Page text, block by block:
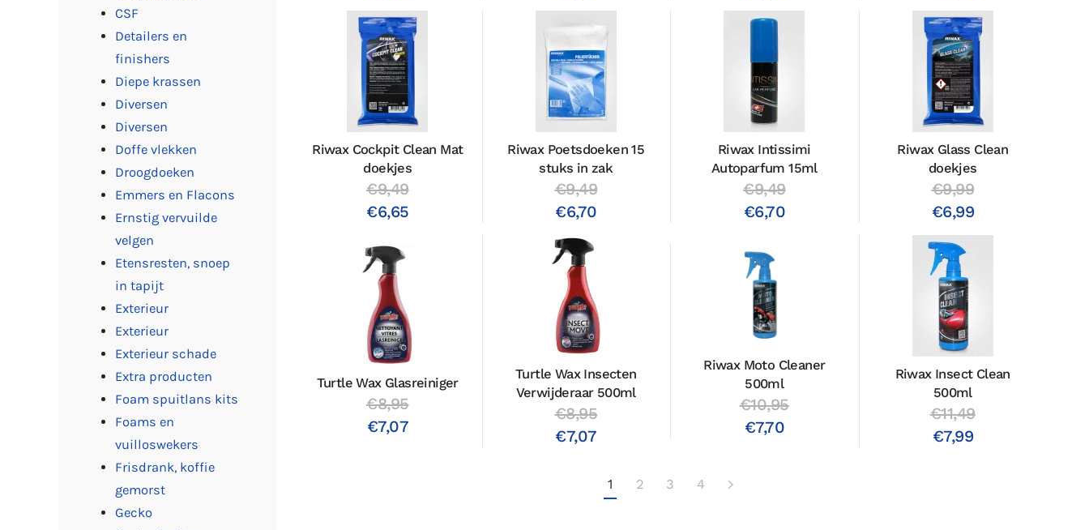
Riwax Cockpit Clean Mat
doekjes
€9,49
€6,65
Riwax Poetsdoeken 15
stuks in zak
€9,49
€6,70
Riwax Intissimi
Autoparfum 15ml
€9,49
€6,70
Riwax Glass Clean
doekjes
€9,99
€6,99
Turtle Wax Glasreiniger
€8,95
€7,07
Turtle Wax Insecten
Verwijderaar 500ml
€8,95
€7,07
Riwax Moto Cleaner
500ml
€10,95
€7,70
Riwax Insect Clean
500ml
€11,49
€7,99
1 2 3 4
CSF
Detailers en
finishers
Diepe krassen
Diversen
Diversen
Doffe vlekken
Droogdoeken
Emmers en Flacons
Ernstig vervuilde
velgen
Etensresten, snoep
in tapijt
Exterieur
Exterieur
Exterieur schade
Extra producten
Foam spuitlans kits
Foams en
vuilloswekers
Frisdrank, koffie
gemorst
Gecko